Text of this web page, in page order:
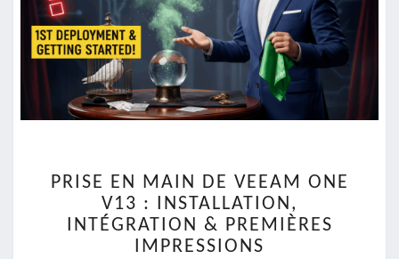
EN
MAIN
DE
VEEAM
PRISE EN MAIN DE VEEAM ONE
V13 : INSTALLATION,
INTÉGRATION & PREMIÈRES
IMPRESSIONS